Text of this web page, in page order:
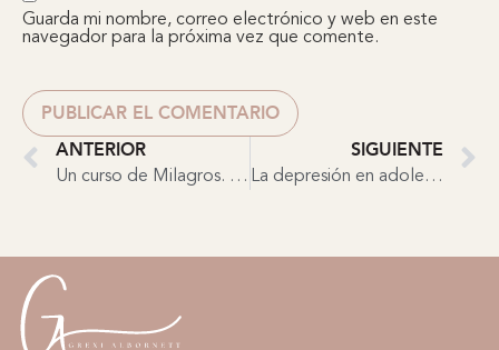
Guarda mi nombre, correo electrónico y web en este
navegador para la próxima vez que comente.
ANTERIOR
Un curso de Milagros. Las 4 correspondencias.
SIGUIENTE
La depresión en adolescentes.